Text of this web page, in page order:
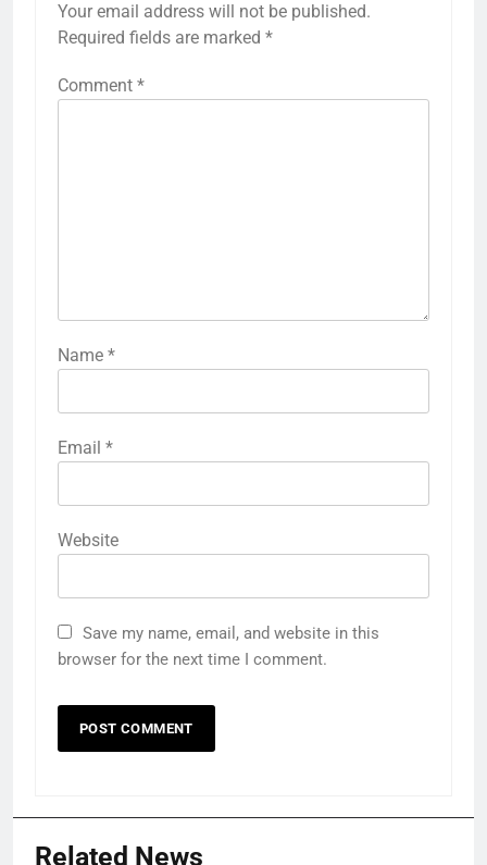
Your email address will not be published.
Required fields are marked *
Comment *
Name *
Email *
Website
Save my name, email, and website in this
browser for the next time I comment.
Related News